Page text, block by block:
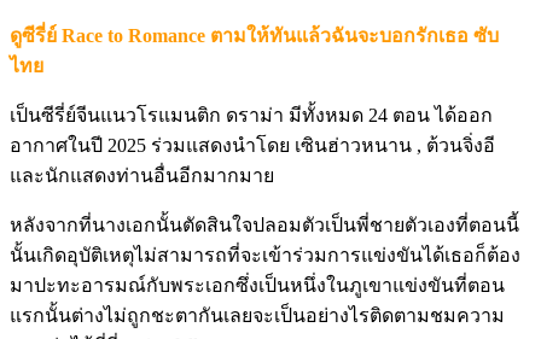
ดูซีรี่ย์ Race to Romance ตามให้ทันแล้วฉันจะบอกรักเธอ ซับ
ไทย
เป็นซีรี่ย์จีนแนวโรแมนติก ดราม่า มีทั้งหมด 24 ตอน ได้ออก
อากาศในปี 2025 ร่วมแสดงนำโดย เซินฮ่าวหนาน , ต้วนจิ่งอี
และนักแสดงท่านอื่นอีกมากมาย
หลังจากที่นางเอกนั้นตัดสินใจปลอมตัวเป็นพี่ชายตัวเองที่ตอนนี้
นั้นเกิดอุบัติเหตุไม่สามารถที่จะเข้าร่วมการแข่งขันได้เธอก็ต้อง
มาปะทะอารมณ์กับพระเอกซึ่งเป็นหนึ่งในภูเขาแข่งขันที่ตอน
แรกนั้นต่างไม่ถูกชะตากันเลยจะเป็นอย่างไรติดตามชมความ